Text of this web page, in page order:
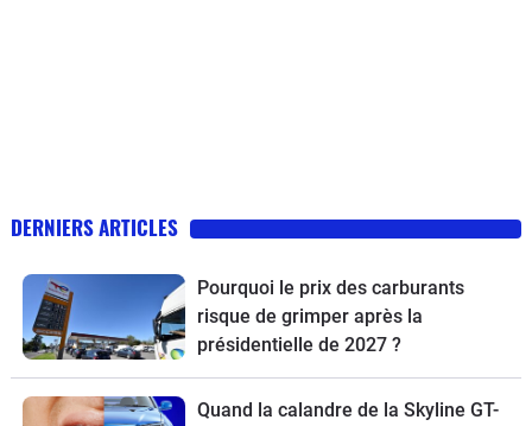
DERNIERS ARTICLES
Pourquoi le prix des carburants
risque de grimper après la
présidentielle de 2027 ?
Quand la calandre de la Skyline GT-